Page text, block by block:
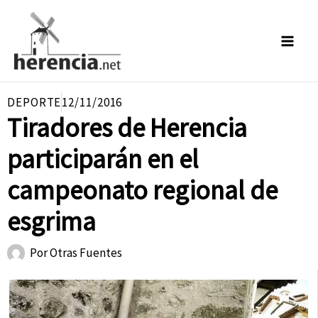
contenido
DEPORTE12/11/2016
Tiradores de Herencia
participarán en el
campeonato regional de
esgrima
PorOtras Fuentes